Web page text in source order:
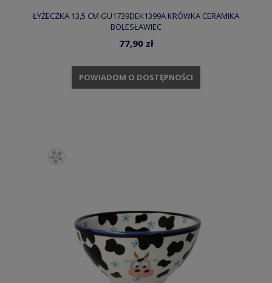
ŁYŻECZKA 13,5 CM GU1739DEK1399A KRÓWKA CERAMIKA
BOLESŁAWIEC
77,90 zł
POWIADOM O DOSTĘPNOŚCI